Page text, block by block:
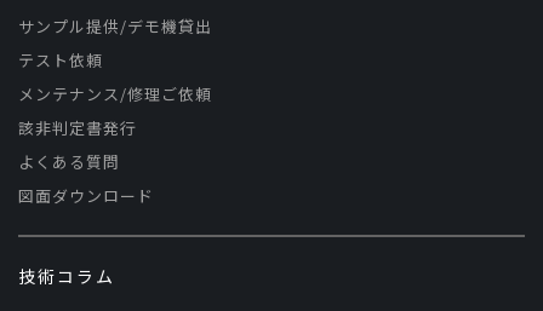
サンプル提供/デモ機貸出
テスト依頼
メンテナンス/修理ご依頼
該非判定書発行
よくある質問
図面ダウンロード
技術コラム